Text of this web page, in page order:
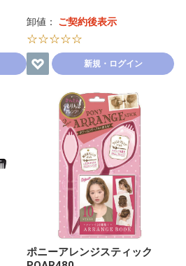
卸値： ご契約後表示
☆☆☆☆☆
新規・ログイン
ポニーアレンジスティック